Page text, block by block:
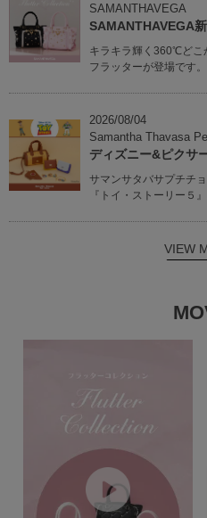
SAMANTHAVEGA
SAMANTHAVEGA
キラキラ輝く360℃どこ
フラッターが登場です。
2026/08/04
Samantha Thavasa
ディズニー&ピクサ
サマンサタバサプチチ
『トイ・ストーリー５』
VIEW